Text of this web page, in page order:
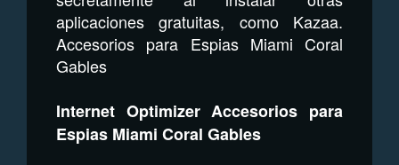
aplicaciones gratuitas, como Kazaa.
Accesorios para Espias Miami Coral
Gables
Internet Optimizer Accesorios para
Espias Miami Coral Gables